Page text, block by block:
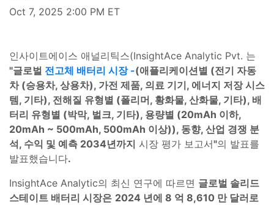
Oct 7, 2025 2:00 PM ET
인사이트에이스 애널리틱스(InsightAce Analytic Pvt. 는
"글로벌 전고체 배터리 시장 -(애플리케이션별 (전기 자동
차 (승용차, 상용차), 가전 제품, 의료 기기, 에너지 저장 시스
템, 기타), 전해질 유형별 (폴리머, 황화물, 산화물, 기타), 배
터리 유형별 (박막, 벌크, 기타), 용량별 (20mAh 이하,
20mAh ~ 500mAh, 500mAh 이상)), 동향, 산업 경쟁 분
석, 수익 및 예측 2034년까지 시장 평가 보고서"의 발표를
발표했습니다.
InsightAce Analytic의 최신 연구에 따르면 글로벌 솔리드
스테이트 배터리 시장은 2024 년에 8 억 8,610 만 달러로